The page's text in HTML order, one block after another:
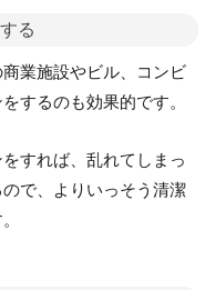
る
業施設やビル、コンビ
するのも効果的です。
すれば、乱れてしまっ
で、よりいっそう清潔